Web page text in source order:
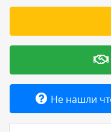
Справка
Товары и
Добавить
Не нашли